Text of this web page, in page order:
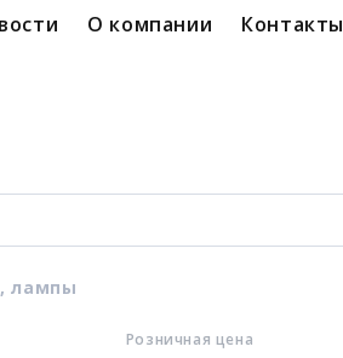
О компании
Контакты
лампы
Розничная цена